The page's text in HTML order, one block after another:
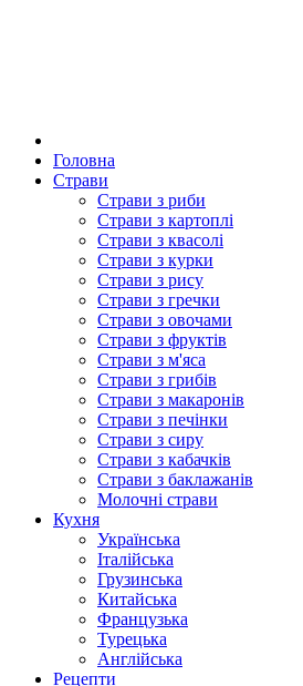
Головна
Страви
Страви з риби
Страви з картоплі
Страви з квасолі
Страви з курки
Страви з рису
Страви з гречки
Страви з овочами
Страви з фруктів
Страви з м'яса
Страви з грибів
Страви з макаронів
Страви з печінки
Страви з сиру
Страви з кабачків
Страви з баклажанів
Молочні страви
Кухня
Українська
Італійська
Грузинська
Китайська
Французька
Турецька
Англійська
Рецепти